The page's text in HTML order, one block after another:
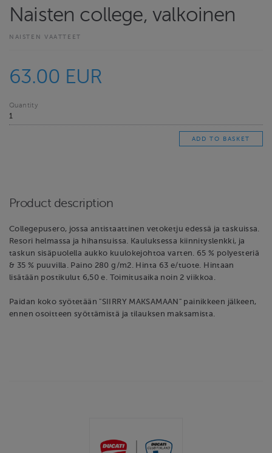
Naisten college, valkoinen
NAISTEN VAATTEET
63.00 EUR
Quantity
Product description
Collegepusero, jossa antistaattinen vetoketju edessä ja taskuissa.
Resori helmassa ja hihansuissa. Kauluksessa kiinnityslenkki, ja
taskun sisäpuolella aukko kuulokejohtoa varten. 65 % polyesteriä
& 35 % puuvilla. Paino 280 g/m2. Hinta 63 e/tuote. Hintaan
lisätään postikulut 6,50 e. Toimitusaika noin 2 viikkoa.
Paidan koko syötetään "SIIRRY MAKSAMAAN" painikkeen jälkeen,
ennen osoitteen syöttämistä ja tilauksen maksamista.